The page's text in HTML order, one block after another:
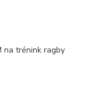
na trénink ragby